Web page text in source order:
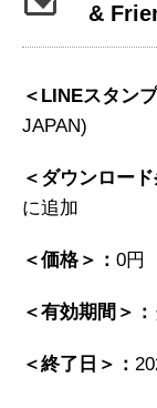
&
＜LINEスタン
JAPAN)
＜ダウンロード
に追加
＜価格＞： 0円
＜有効期間＞：
＜終了日＞：